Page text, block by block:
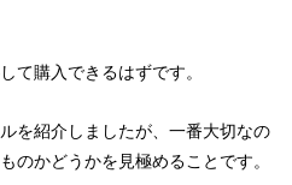
て購入できるはずです。
を紹介しましたが、一番大切なの
のかどうかを見極めることです。